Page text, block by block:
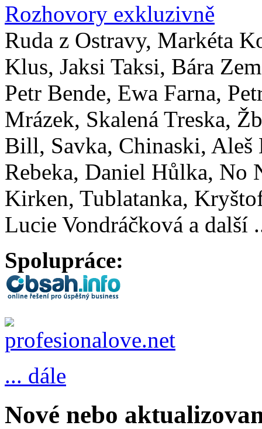
Rozhovory exkluzivně
Ruda z Ostravy, Markéta
Klus, Jaksi Taksi, Bára
Petr Bende, Ewa Farna,
Mrázek, Skalená Treska,
Bill, Savka, Chinaski,
Rebeka, Daniel Hůlka, No
Kirken, Tublatanka,
Lucie Vondráčková a další
Spolupráce:
... dále
Nové nebo